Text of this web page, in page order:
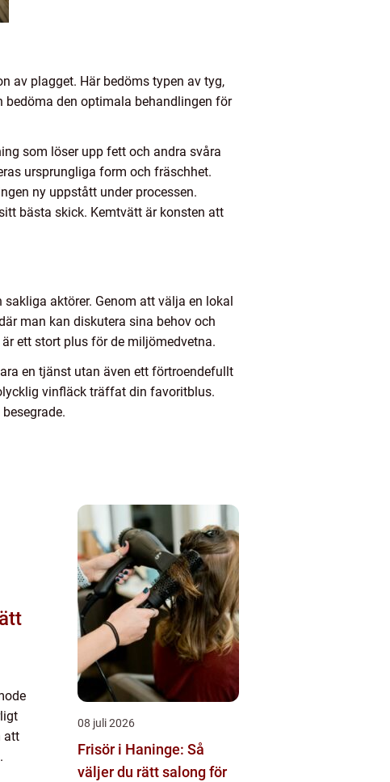
av plagget. Här bedöms typen av tyg,
bedöma den optimala behandlingen för
som löser upp fett och andra svåra
ursprungliga form och fräschhet.
ny uppstått under processen.
bästa skick. Kemtvätt är konsten att
aktörer. Genom att välja en lokal
man kan diskutera sina behov och
ett stort plus för de miljömedvetna.
en tjänst utan även ett förtroendefullt
vinfläck träffat din favoritblus.
att
08 juli 2026
Frisör i Haninge: Så
väljer du rätt salong för